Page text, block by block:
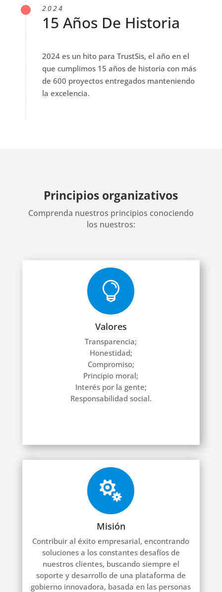
2024
15 Años De Historia
2024 es un hito para TrustSis, el año en el
que cumplimos 15 años de historia con más
de 600 proyectos entregados manteniendo
la excelencia.
Principios organizativos
Comprenda nuestros principios conociendo
los nuestros:

Valores
Transparencia;
Honestidad;
Compromiso;
Principio moral;
Interés por la gente;
Responsabilidad social.

Misión
Contribuir al éxito empresarial, encontrando
soluciones a los constantes desafíos de
nuestros clientes, buscando siempre el
soporte y desarrollo de una plataforma de
gobierno innovadora, basada en las personas